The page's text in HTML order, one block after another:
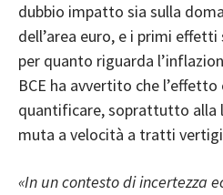
dubbio impatto sia sulla
dell’area euro, e i primi
per quanto riguarda
BCE ha avvertito che
quantificare, soprattutto alla
muta a velocità a tratti
«In un contesto di incertezza